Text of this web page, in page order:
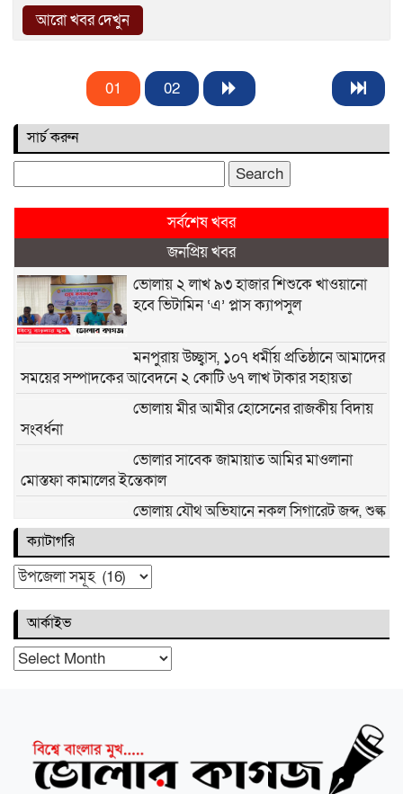
আরো খবর দেখুন
01 02
সার্চ করুন
for:
সর্বশেষ খবর
জনপ্রিয় খবর
ভোলায় ২ লাখ ৯৩ হাজার শিশুকে খাওয়ানো
হবে ভিটামিন ‘এ’ প্লাস ক্যাপসুল
মনপুরায় উচ্ছ্বাস, ১০৭ ধর্মীয় প্রতিষ্ঠানে আমাদের
সময়ের সম্পাদকের আবেদনে ২ কোটি ৬৭ লাখ টাকার সহায়তা
ভোলায় মীর আমীর হোসেনের রাজকীয় বিদায়
সংবর্ধনা
ভোলার সাবেক জামায়াত আমির মাওলানা
মোস্তফা কামালের ইন্তেকাল
ভোলায় যৌথ অভিযানে নকল সিগারেট জব্দ, শুল্ক
ফাঁকির বড় চালান আটক
ভোলায় প্রবাসীর স্ত্রী হত্যা: আহত শিশুর বর্ণনায়
যুবক আটক
ভোলায় নদীর তীব্র ভাঙ্গনে ভিটেমাটি হারানোর
হাহাকারে হারিয়ে গেছে ঈদের আনন্দ, ব্লকের
দাবিতে মানববন্ধন
ভোলার রাস্তায় অস্বাস্থ্যকর পরিবেশে ধুলাবালির
ক্যাটাগরি
ক্যাটাগরি
আর্কাইভ
আর্কাইভ